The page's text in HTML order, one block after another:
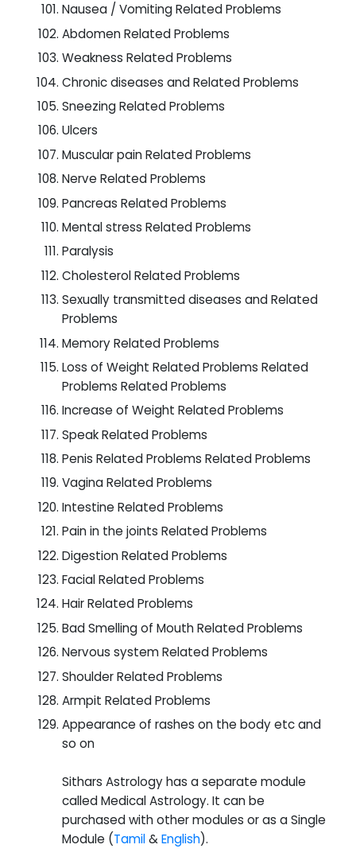
Nausea / Vomiting Related Problems
Abdomen Related Problems
Weakness Related Problems
Chronic diseases and Related Problems
Sneezing Related Problems
Ulcers
Muscular pain Related Problems
Nerve Related Problems
Pancreas Related Problems
Mental stress Related Problems
Paralysis
Cholesterol Related Problems
Sexually transmitted diseases and Related
Problems
Memory Related Problems
Loss of Weight Related Problems Related
Problems Related Problems
Increase of Weight Related Problems
Speak Related Problems
Penis Related Problems Related Problems
Vagina Related Problems
Intestine Related Problems
Pain in the joints Related Problems
Digestion Related Problems
Facial Related Problems
Hair Related Problems
Bad Smelling of Mouth Related Problems
Nervous system Related Problems
Shoulder Related Problems
Armpit Related Problems
Appearance of rashes on the body etc and
so on
Sithars Astrology has a separate module
called Medical Astrology. It can be
purchased with other modules or as a Single
Module (Tamil&English).